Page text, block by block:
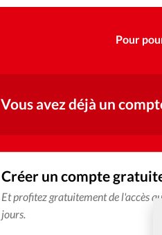
Vie Pour
Vous avez déjà un
Créer un compte
Et profitez gratuitement de l'accès
jours.